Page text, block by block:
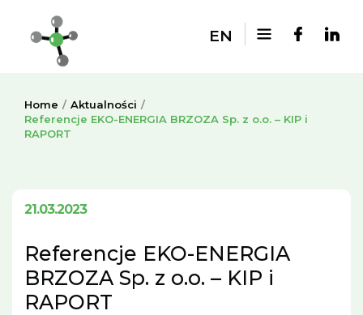
EN
Home
Aktualności
Referencje EKO-ENERGIA BRZOZA Sp. z o.o. – KIP i
RAPORT
21.03.2023
Referencje EKO-ENERGIA
BRZOZA Sp. z o.o. – KIP i
RAPORT